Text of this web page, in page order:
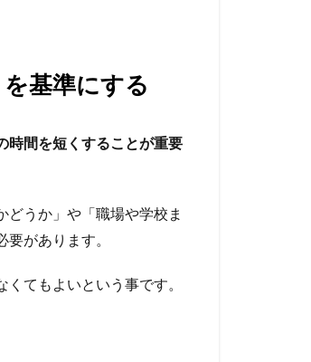
基準にする
時間を短くすることが重要
どうか」や「職場や学校ま
があります。
てもよいという事です。